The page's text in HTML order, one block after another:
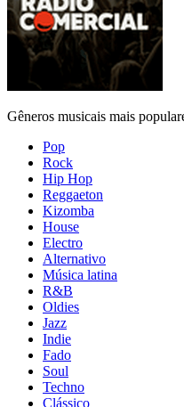
Gêneros musicais mais
Pop
Rock
Hip Hop
Reggaeton
Kizomba
House
Electro
Alternativo
Música latina
R&B
Oldies
Jazz
Indie
Fado
Soul
Techno
Clássico